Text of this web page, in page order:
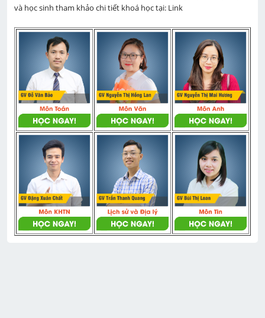
và học sinh tham khảo chi tiết khoá học tại: Link